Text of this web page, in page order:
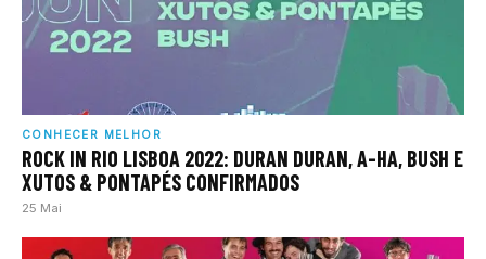
CONHECER MELHOR
ROCK IN RIO LISBOA 2022: DURAN DURAN, A-HA, BUSH E
XUTOS & PONTAPÉS CONFIRMADOS
25 Mai